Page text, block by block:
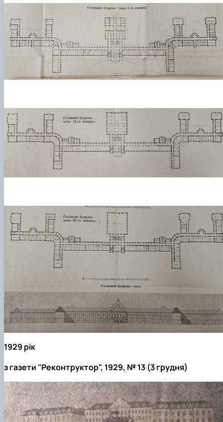
1929 рік
з газети "Реконтруктор", 1929, № 13 (3 грудня)